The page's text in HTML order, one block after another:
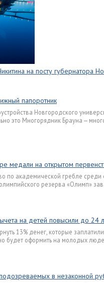
на посту губернатора
папоротник
Новгородского
это Многорядник Брауна —
медали на открытом
по академической гребле
резерва «Олимп»
на детей повысили до 24
13% денег, которые
будет оформить на молодых
в незаконной